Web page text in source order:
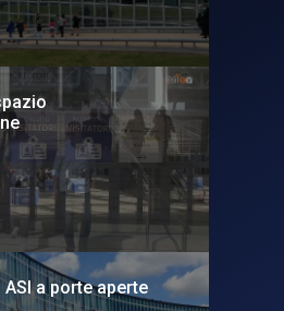
ASI a porte aperte